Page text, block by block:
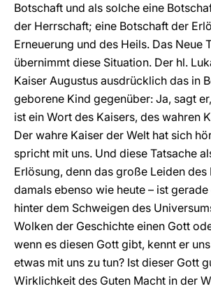
Botschaft und als solche eine
der Herrschaft; eine Botschaft der
Erneuerung und des Heils. Das Neue
übernimmt diese Situation. Der hl.
Kaiser Augustus ausdrücklich das in
geborene Kind gegenüber: Ja, sagt
ist ein Wort des Kaisers, des wahren
Der wahre Kaiser der Welt hat sich
spricht mit uns. Und diese Tatsache
Erlösung, denn das große Leiden des
damals ebenso wie heute – ist
hinter dem Schweigen des
Wolken der Geschichte einen Gott
wenn es diesen Gott gibt, kennt er
etwas mit uns zu tun? Ist dieser Gott
Wirklichkeit des Guten Macht in der